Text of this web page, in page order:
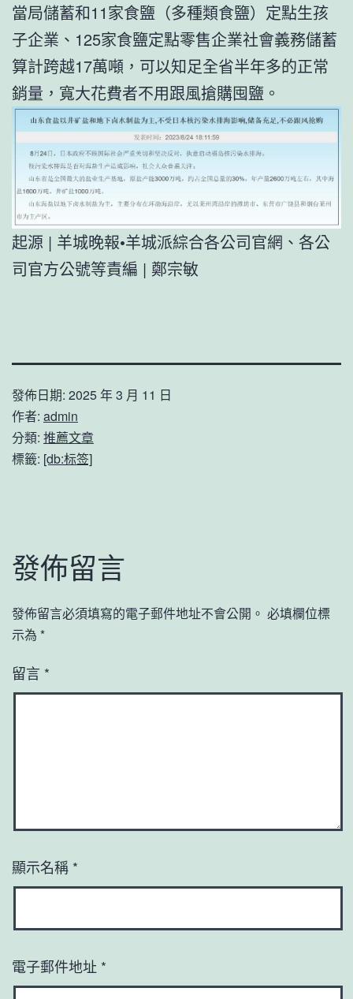
當局儲蓄和11家食鹽（多種類食鹽）定點生孩
子企業、125家食鹽定點零售企業社會義務儲蓄
算計跨越17萬噸，可以知足全省半年多的正常
銷量，寬大花費者不用跟風搶購囤鹽。
起源 | 羊城晚報•羊城派綜合各公司官網、各公
司官方公號等責編 | 鄭宗敏
發佈日期: 2025 年 3 月 11 日
作者: admin
分類: 推薦文章
標籤: [db:标签]
發佈留言
發佈留言必須填寫的電子郵件地址不會公開。 必填欄位標
示為 *
留言 *
顯示名稱 *
電子郵件地址 *